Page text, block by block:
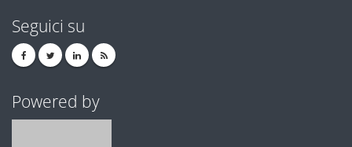
Seguici su
Powered by